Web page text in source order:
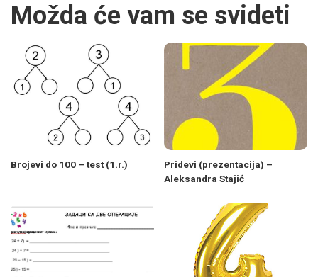
Možda će vam se svideti
Brojevi do 100 – test (1.r.)
Pridevi (prezentacija) –
Aleksandra Stajić